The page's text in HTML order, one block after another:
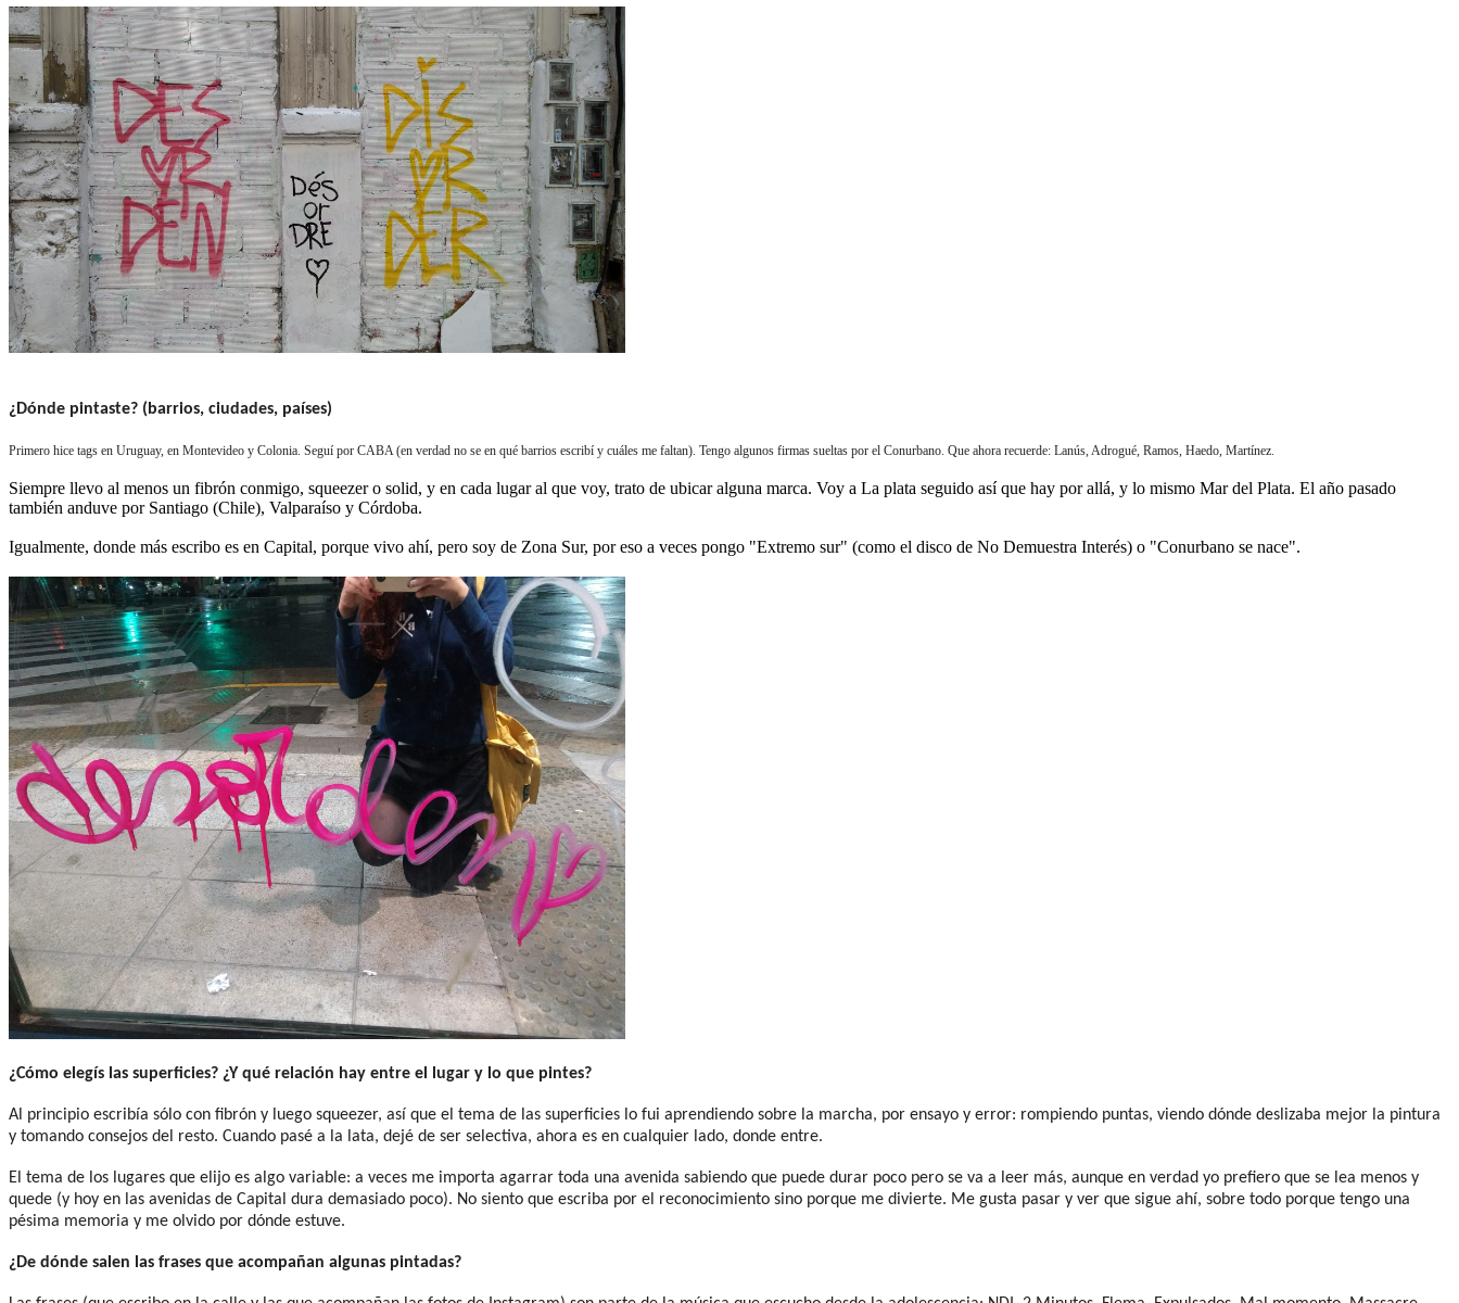
¿Dónde pintaste? (barrios, ciudades, países)
Primero hice tags en Uruguay, en Montevideo y Colonia. Seguí por CABA (en verdad no se en qué barrios escribí y cuáles me faltan). Tengo algunos firmas sueltas por el Conurbano. Que ahora recuerde: Lanús, Adrogué, Ramos, Haedo, Martínez.
Siempre llevo al menos un fibrón conmigo, squeezer o solid, y en cada lugar al que voy, trato de ubicar alguna marca. Voy a La plata seguido así que hay por allá, y lo mismo Mar del Plata. El año pasado
también anduve por Santiago (Chile), Valparaíso y Córdoba.
Igualmente, donde más escribo es en Capital, porque vivo ahí, pero soy de Zona Sur, por eso a veces pongo "Extremo sur" (como el disco de No Demuestra Interés) o "Conurbano se nace".
¿Cómo elegís las superficies? ¿Y qué relación hay entre el lugar y lo que pintes?
Al principio escribía sólo con fibrón y luego squeezer, así que el tema de las superficies lo fui aprendiendo sobre la marcha, por ensayo y error: rompiendo puntas, viendo dónde deslizaba mejor la pintura
y tomando consejos del resto. Cuando pasé a la lata, dejé de ser selectiva, ahora es en cualquier lado, donde entre.
El tema de los lugares que elijo es algo variable: a veces me importa agarrar toda una avenida sabiendo que puede durar poco pero se va a leer más, aunque en verdad yo prefiero que se lea menos y
quede (y hoy en las avenidas de Capital dura demasiado poco). No siento que escriba por el reconocimiento sino porque me divierte. Me gusta pasar y ver que sigue ahí, sobre todo porque tengo una
pésima memoria y me olvido por dónde estuve.
¿De dónde salen las frases que acompañan algunas pintadas?